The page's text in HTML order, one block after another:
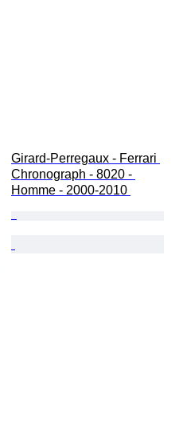
Girard-Perregaux - Ferrari
Chronograph - 8020 -
Homme - 2000-2010